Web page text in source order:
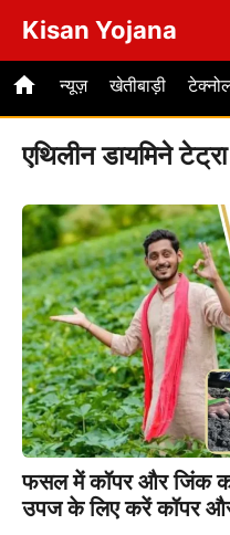
content
Kisan Yojana
न्यूज़ खेतीबाड़ी
एथिलीन डायमिने
फसल में कॉपर और जिंक
उपज के लिए करें कॉपर